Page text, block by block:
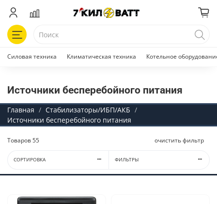
Силовая техника Климатическая техника Котельное
Источники бесперебойного питания
Главная
Стабилизаторы/ИБП/АКБ
Источники бесперебойного питания
Товаров55 очистить фильтр
СОРТИРОВКА ФИЛЬТРЫ